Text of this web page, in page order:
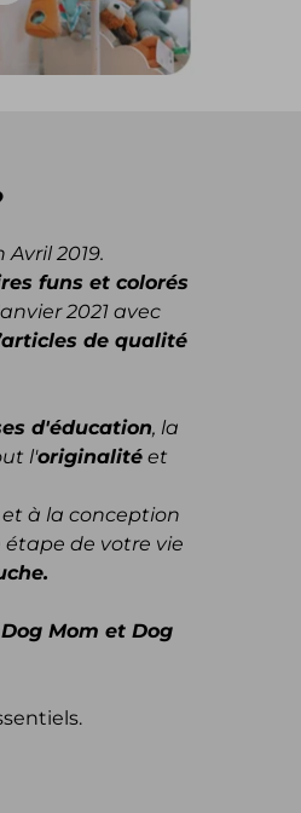
2019.
funs et colorés
2021 avec
de qualité
d'éducation, la
l'originalité et
et à la conception
de votre vie
Mom et Dog